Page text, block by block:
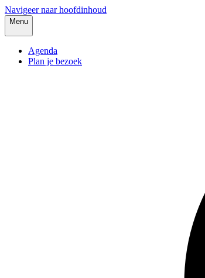
Navigeer naar hoofdinhoud
Menu
Agenda
Plan je bezoek